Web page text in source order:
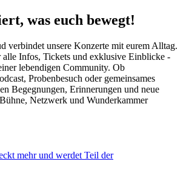
was euch bewegt!
verbindet unsere Konzerte mit eurem Alltag.
Infos, Tickets und exklusive Einblicke -
lebendigen Community. Ob
Probenbesuch oder gemeinsames
Begegnungen, Erinnerungen und neue
Netzwerk und Wunderkammer
mehr und werdet Teil der